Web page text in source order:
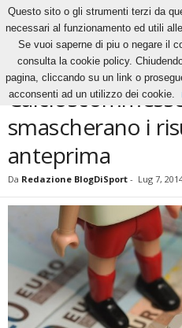
News Calcioscommesse: alcuni
NEWS
smascherano i
anteprima
Da Redazione BlogDiSport - Lug 7,
Questo sito o gli strumenti terzi da
necessari al funzionamento ed utili
Se vuoi saperne di piu o negare il
consulta la cookie policy.
pagina, cliccando su un link o
acconsenti ad un utilizzo dei cookie.